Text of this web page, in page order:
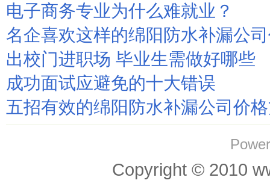
电子商务专业为什么难就业？
名企喜欢这样的绵阳防水补漏公
出校门进职场 毕业生需做好哪些
成功面试应避免的十大错误
五招有效的绵阳防水补漏公司价
Copyright © 2010